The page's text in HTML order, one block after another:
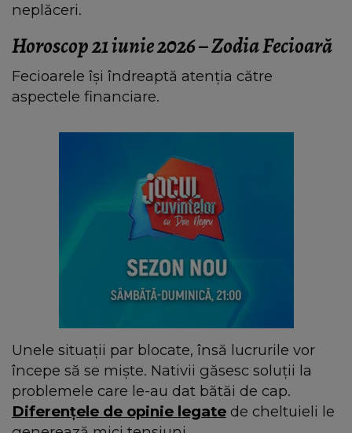
neplăceri.
Horoscop 21 iunie 2026 – Zodia Fecioară
Fecioarele își îndreaptă atenția către
aspectele financiare.
Unele situații par blocate, însă lucrurile vor
începe să se miște. Nativii găsesc soluții la
problemele care le-au dat bătăi de cap.
Diferențele de opinie legate de cheltuieli le